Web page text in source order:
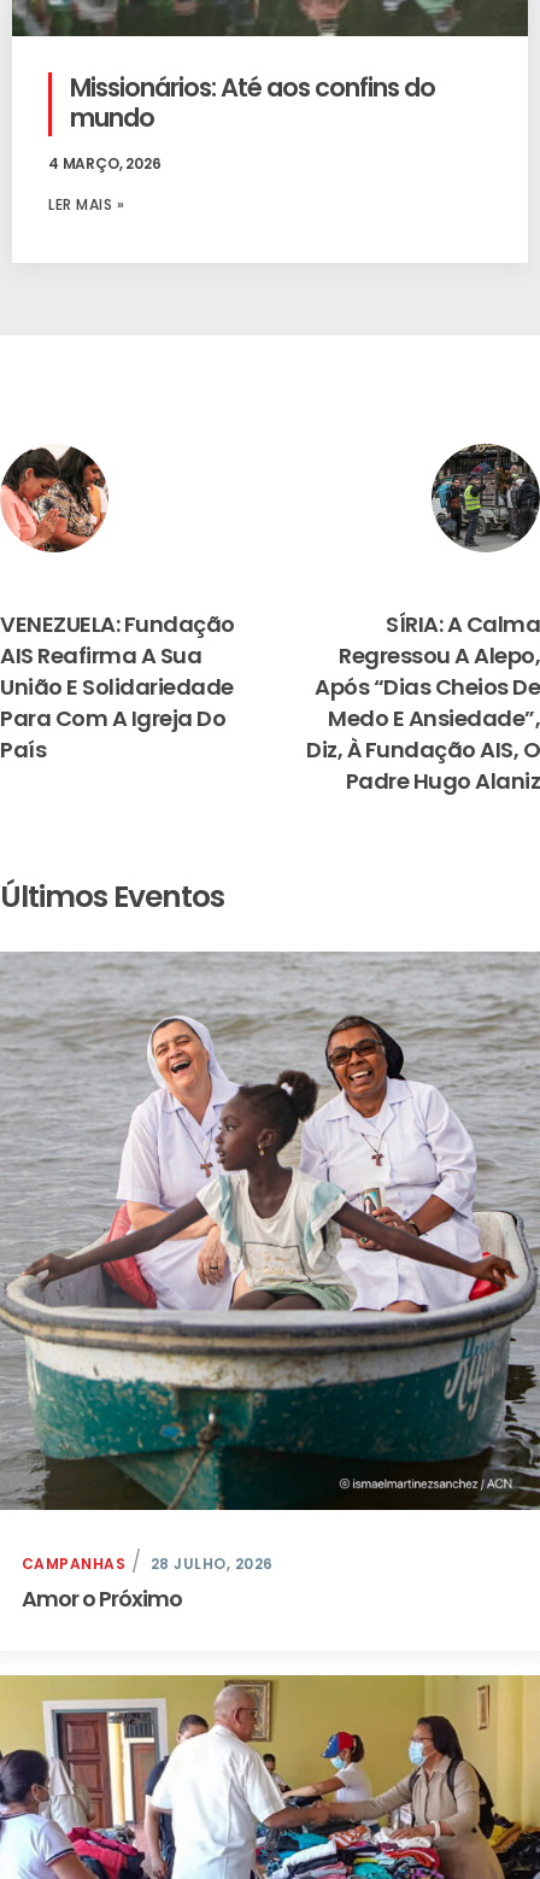
Missionários: Até aos confins do
mundo
4 MARÇO, 2026
LER MAIS »
VENEZUELA: Fundação
AIS Reafirma A Sua
União E Solidariedade
Para Com A Igreja Do
País
SÍRIA: A Calma
Regressou A Alepo,
Após “dias Cheios De
Medo E Ansiedade”,
Diz, À Fundação AIS, O
Padre Hugo Alaniz
Últimos Eventos
CAMPANHAS 28 JULHO, 2026
Amor o Próximo